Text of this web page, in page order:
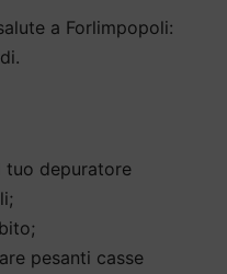
a Forlimpopoli:
tuo depuratore
pesanti casse